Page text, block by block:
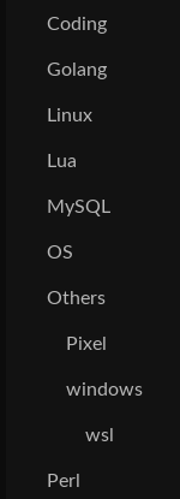
Coding
Golang
Linux
Lua
MySQL
OS
Others
Pixel
windows
wsl
Perl